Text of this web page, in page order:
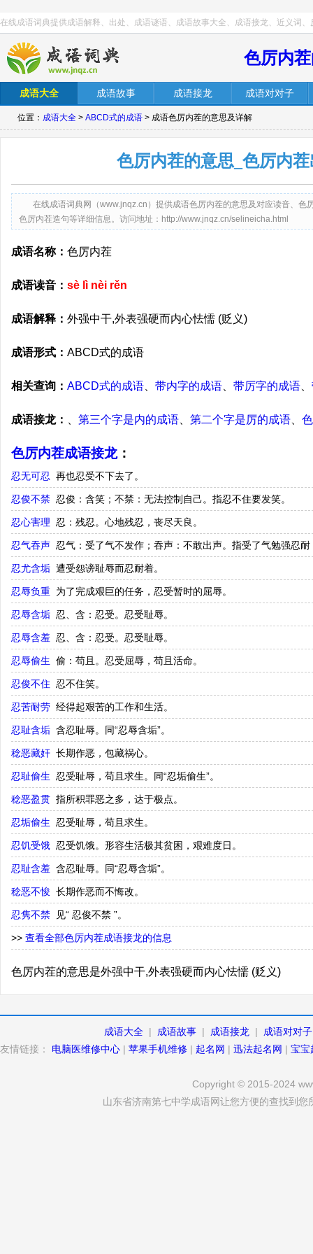
在线成语词典提供成语解释、出处、成语谜语、成语故事大全、成语接龙、近义词、
色厉内
成语大全 成语故事 成语接龙 成语对对子
位置： 成语大全 > ABCD式的成语 > 成语色厉内茬的意思及详解
色厉内茬的意思_色厉内
在线成语词典网（www.jnqz.cn）提供成语色厉内茬的意思及对应读音、色
色厉内茬造句等详细信息。访问地址：http://www.jnqz.cn/selineicha.html
成语名称： 色厉内茬
成语读音： sè lì nèi rěn
成语解释： 外强中干,外表强硬而内心怯懦 (贬义)
成语形式： ABCD式的成语
相关查询： ABCD式的成语 带内字的成语 带厉字的成语
成语接龙： 第三个字是内的成语 第二个字是厉的成语
色厉内茬成语接龙：
忍无可忍 再也忍受不下去了。
忍俊不禁 忍俊：含笑；不禁：无法控制自己。指忍不住要发笑。
忍心害理 忍：残忍。心地残忍，丧尽天良。
忍气吞声 忍气：受了气不发作；吞声：不敢出声。指受了气勉强忍
忍尤含垢 遭受怨谤耻辱而忍耐着。
忍辱负重 为了完成艰巨的任务，忍受暂时的屈辱。
忍辱含垢 忍、含：忍受。忍受耻辱。
忍辱含羞 忍、含：忍受。忍受耻辱。
忍辱偷生 偷：苟且。忍受屈辱，苟且活命。
忍俊不住 忍不住笑。
忍苦耐劳 经得起艰苦的工作和生活。
忍耻含垢 含忍耻辱。同“忍辱含垢”。
稔恶藏奸 长期作恶，包藏祸心。
忍耻偷生 忍受耻辱，苟且求生。同“忍垢偷生”。
稔恶盈贯 指所积罪恶之多，达于极点。
忍垢偷生 忍受耻辱，苟且求生。
忍饥受饿 忍受饥饿。形容生活极其贫困，艰难度日。
忍耻含羞 含忍耻辱。同“忍辱含垢”。
稔恶不悛 长期作恶而不悔改。
忍隽不禁 见“ 忍俊不禁 ”。
>> 查看全部色厉内茬成语接龙的信息
色厉内茬的意思是外强中干,外表强硬而内心怯懦 (贬义)
成语大全 | 成语故事 | 成语接龙 |
成语对对子
友情链接：
电脑医维修中心 | 苹果手机维修 | 起名网 | 迅法起名网 | 宝宝
Copyright © 2015-2024
山东省济南第七中学成语网让您方便的查找到您